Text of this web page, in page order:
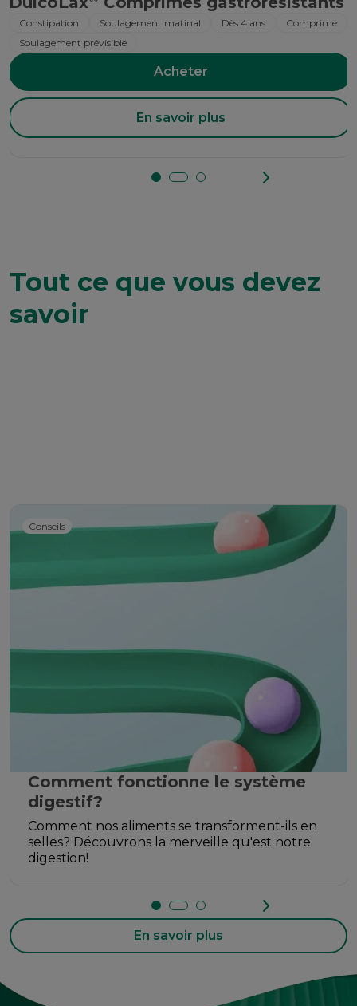
Constipation Soulagement matinal Dès 4 ans
Comprimé
Soulagement prévisible
Acheter
En savoir plus
Tout ce que vous devez
savoir
Conseils
Comment fonctionne le système
digestif?
Comment nos aliments se transforment-ils en
selles? Découvrons la merveille qu'est notre
digestion!
En savoir plus